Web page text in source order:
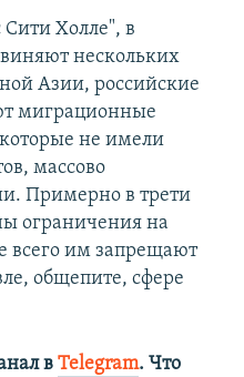
Сити Холле", в
нескольких
Азии, российские
миграционные
не имели
массово
Примерно в трети
ограничения на
всего им запрещают
общепите, сфере
в Telegram. Что